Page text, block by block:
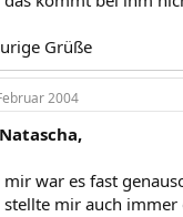
Grüße
2004
mir war es fast
stellte mir auch immer